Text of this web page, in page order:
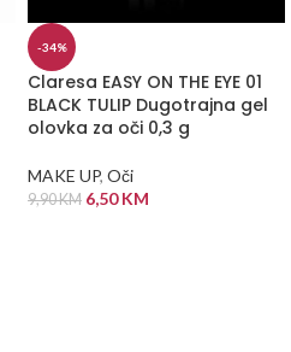
-34%
Claresa EASY ON THE EYE 01
BLACK TULIP Dugotrajna gel
olovka za oči 0,3 g
MAKE UP, Oči
9,90KM 6,50KM